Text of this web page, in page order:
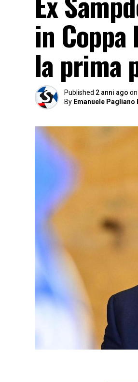
in
la prima
Published 2 anni ago on
By Emanuele